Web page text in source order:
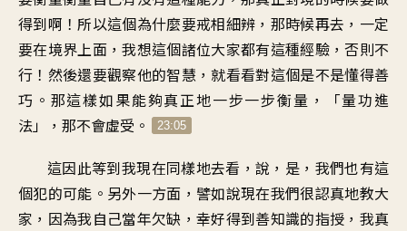
得到啊！所以這個為什麼要戒相細辨，那時候再去，一定
要在境界上面，我想這個諸位大家都有這種經驗，否則不
行！然後還要觀察他的智慧，就看看對這個是不是懂得善
巧。那這樣如果能夠真正地一步一步衡量，「量功進
法」，那不會虛受。
23:05
這因此等到我現在同樣地去看，說，是，我們也有這
個犯的可能。另外一方面，譬如說現在我們很認真地教大
家，因為我自己當年欠缺，幸好得到善知識的指授，我真